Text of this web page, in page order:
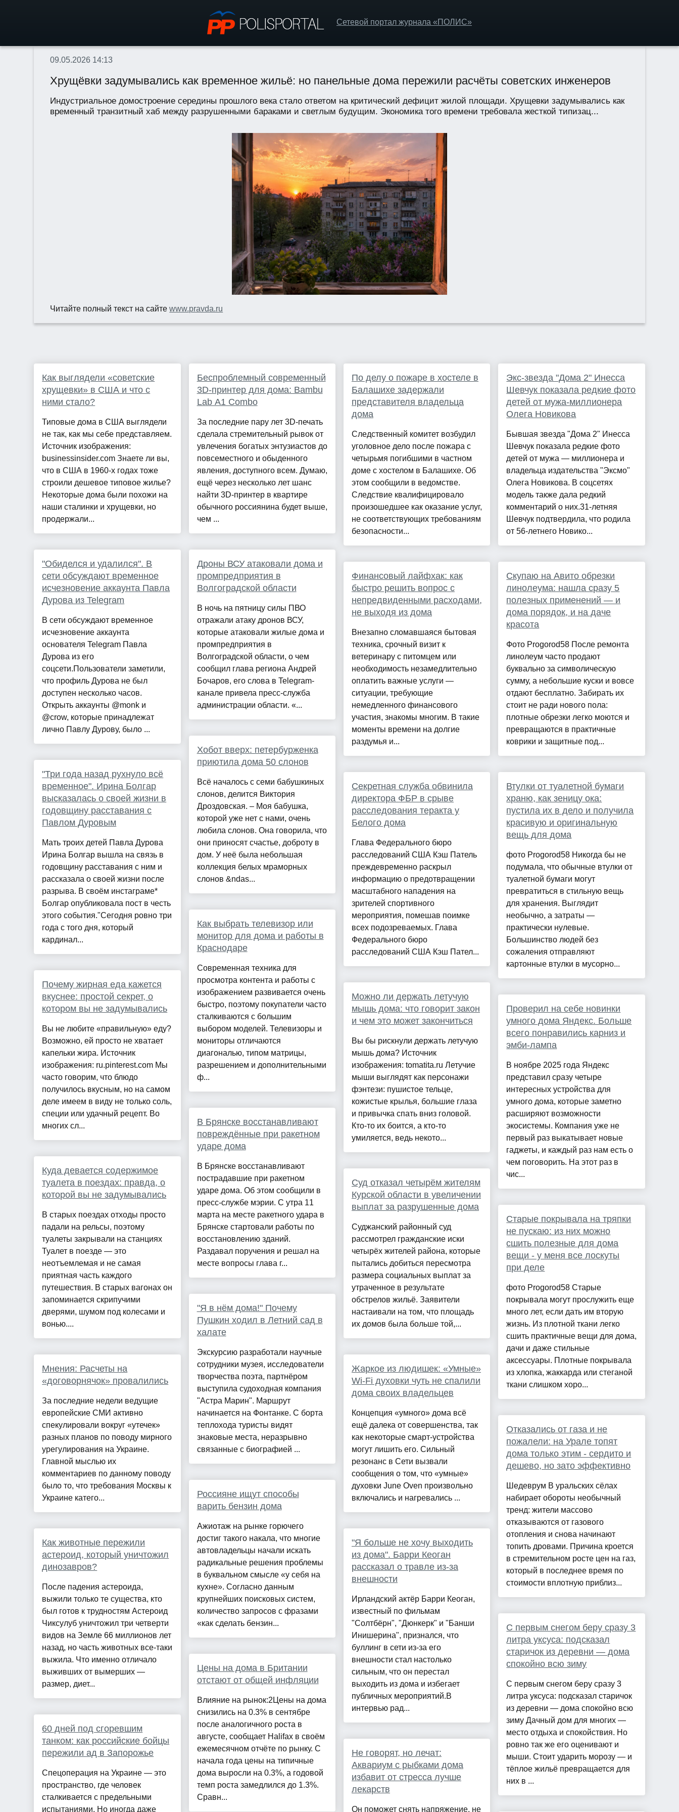
Сетевой портал журнала «ПОЛИС»
09.05.2026 14:13
Хрущёвки задумывались как временное жильё: но панельные дома пережили расчёты советских инженеров
Индустриальное домостроение середины прошлого века стало ответом на критический дефицит жилой площади. Хрущевки задумывались как
временный транзитный хаб между разрушенными бараками и светлым будущим. Экономика того времени требовала жесткой типизац...
Читайте полный текст на сайтеwww.pravda.ru
Как выглядели «советские
хрущевки» в США и что с
ними стало?
Типовые дома в США выглядели
не так, как мы себе представляем.
Источник изображения:
businessinsider.com Знаете ли вы,
что в США в 1960-х годах тоже
строили дешевое типовое жилье?
Некоторые дома были похожи на
наши сталинки и хрущевки, но
продержали...
"Обиделся и удалился". В
сети обсуждают временное
исчезновение аккаунта Павла
Дурова из Telegram
В сети обсуждают временное
исчезновение аккаунта
основателя Telegram Павла
Дурова из его
соцсети.Пользователи заметили,
что профиль Дурова не был
доступен несколько часов.
Открыть аккаунты @monk и
@crow, которые принадлежат
лично Павлу Дурову, было ...
"Три года назад рухнуло всё
временное". Ирина Болгар
высказалась о своей жизни в
годовщину расставания с
Павлом Дуровым
Мать троих детей Павла Дурова
Ирина Болгар вышла на связь в
годовщину расставания с ним и
рассказала о своей жизни после
разрыва. В своём инстаграме*
Болгар опубликовала пост в честь
этого события."Сегодня ровно три
года с того дня, который
кардинал...
Почему жирная еда кажется
вкуснее: простой секрет, о
котором вы не задумывались
Вы не любите «правильную» еду?
Возможно, ей просто не хватает
капельки жира. Источник
изображения: ru.pinterest.com Мы
часто говорим, что блюдо
получилось вкусным, но на самом
деле имеем в виду не только соль,
специи или удачный рецепт. Во
многих сл...
Куда девается содержимое
туалета в поездах: правда, о
которой вы не задумывались
В старых поездах отходы просто
падали на рельсы, поэтому
туалеты закрывали на станциях
Туалет в поезде — это
неотъемлемая и не самая
приятная часть каждого
путешествия. В старых вагонах он
запоминается скрипучими
дверями, шумом под колесами и
вонью....
Мнения: Расчеты на
«договорнячок» провалились
За последние недели ведущие
европейские СМИ активно
спекулировали вокруг «утечек»
разных планов по поводу мирного
урегулирования на Украине.
Главной мыслью их
комментариев по данному поводу
было то, что требования Москвы к
Украине катего...
Как животные пережили
астероид, который уничтожил
динозавров?
После падения астероида,
выжили только те существа, кто
был готов к трудностям Астероид
Чиксулуб уничтожил три четверти
видов на Земле 66 миллионов лет
назад, но часть животных все-таки
выжила. Что именно отличало
выживших от вымерших —
размер, диет...
60 дней под сгоревшим
танком: как российские бойцы
пережили ад в Запорожье
Спецоперация на Украине — это
пространство, где человек
сталкивается с предельными
испытаниями. Но иногда даже
Беспроблемный современный
3D-принтер для дома: Bambu
Lab A1 Combo
За последние пару лет 3D-печать
сделала стремительный рывок от
увлечения богатых энтузиастов до
повсеместного и обыденного
явления, доступного всем. Думаю,
ещё через несколько лет шанс
найти 3D-принтер в квартире
обычного россиянина будет выше,
чем ...
Дроны ВСУ атаковали дома и
промпредприятия в
Волгоградской области
В ночь на пятницу силы ПВО
отражали атаку дронов ВСУ,
которые атаковали жилые дома и
промпредприятия в
Волгоградской области, о чем
сообщил глава региона Андрей
Бочаров, его слова в Telegram-
канале привела пресс-служба
администрации области. «...
Хобот вверх: петербурженка
приютила дома 50 слонов
Всё началось с семи бабушкиных
слонов, делится Виктория
Дроздовская. – Моя бабушка,
которой уже нет с нами, очень
любила слонов. Она говорила, что
они приносят счастье, доброту в
дом. У неё была небольшая
коллекция белых мраморных
слонов &ndas...
Как выбрать телевизор или
монитор для дома и работы в
Краснодаре
Современная техника для
просмотра контента и работы с
изображением развивается очень
быстро, поэтому покупатели часто
сталкиваются с большим
выбором моделей. Телевизоры и
мониторы отличаются
диагональю, типом матрицы,
разрешением и дополнительными
ф...
В Брянске восстанавливают
повреждённые при ракетном
ударе дома
В Брянске восстанавливают
пострадавшие при ракетном
ударе дома. Об этом сообщили в
пресс-службе мэрии. С утра 11
марта на месте ракетного удара в
Брянске стартовали работы по
восстановлению зданий.
Раздавал поручения и решал на
месте вопросы глава г...
"Я в нём дома!" Почему
Пушкин ходил в Летний сад в
халате
Экскурсию разработали научные
сотрудники музея, исследователи
творчества поэта, партнёром
выступила судоходная компания
"Астра Марин". Маршрут
начинается на Фонтанке. С борта
теплохода туристы видят
знаковые места, неразрывно
связанные с биографией ...
Россияне ищут способы
варить бензин дома
Ажиотаж на рынке горючего
достиг такого накала, что многие
автовладельцы начали искать
радикальные решения проблемы
в буквальном смысле «у себя на
кухне». Согласно данным
крупнейших поисковых систем,
количество запросов с фразами
«как сделать бензин...
Цены на дома в Британии
отстают от общей инфляции
Влияние на рынок:2Цены на дома
снизились на 0.3% в сентябре
после аналогичного роста в
августе, сообщает Halifax в своём
ежемесячном отчёте по рынку. С
начала года цены на типичные
дома выросли на 0.3%, а годовой
темп роста замедлился до 1.3%.
Сравн...
По делу о пожаре в хостеле в
Балашихе задержали
представителя владельца
дома
Следственный комитет возбудил
уголовное дело после пожара с
четырьмя погибшими в частном
доме с хостелом в Балашихе. Об
этом сообщили в ведомстве.
Следствие квалифицировало
произошедшее как оказание услуг,
не соответствующих требованиям
безопасности...
Финансовый лайфхак: как
быстро решить вопрос с
непредвиденными расходами,
не выходя из дома
Внезапно сломавшаяся бытовая
техника, срочный визит к
ветеринару с питомцем или
необходимость незамедлительно
оплатить важные услуги —
ситуации, требующие
немедленного финансового
участия, знакомы многим. В такие
моменты времени на долгие
раздумья и...
Секретная служба обвинила
директора ФБР в срыве
расследования теракта у
Белого дома
Глава Федерального бюро
расследований США Кэш Патель
преждевременно раскрыл
информацию о предотвращении
масштабного нападения на
зрителей спортивного
мероприятия, помешав поимке
всех подозреваемых. Глава
Федерального бюро
расследований США Кэш Пател...
Можно ли держать летучую
мышь дома: что говорит закон
и чем это может закончиться
Вы бы рискнули держать летучую
мышь дома? Источник
изображения: tomatita.ru Летучие
мыши выглядят как персонажи
фэнтези: пушистое тельце,
кожистые крылья, большие глаза
и привычка спать вниз головой.
Кто-то их боится, а кто-то
умиляется, ведь некото...
Суд отказал четырём жителям
Курской области в увеличении
выплат за разрушенные дома
Суджанский районный суд
рассмотрел гражданские иски
четырёх жителей района, которые
пытались добиться пересмотра
размера социальных выплат за
утраченное в результате
обстрелов жильё. Заявители
настаивали на том, что площадь
их домов была больше той,...
Жаркое из людишек: «Умные»
Wi-Fi духовки чуть не спалили
дома своих владельцев
Концепция «умного» дома всё
ещё далека от совершенства, так
как некоторые смарт-устройства
могут лишить его. Сильный
резонанс в Сети вызвали
сообщения о том, что «умные»
духовки June Oven произвольно
включались и нагревались ...
"Я больше не хочу выходить
из дома". Барри Кеоган
рассказал о травле из-за
внешности
Ирландский актёр Барри Кеоган,
известный по фильмам
"Солтбёрн", "Дюнкерк" и "Банши
Инишерина", признался, что
буллинг в сети из-за его
внешности стал настолько
сильным, что он перестал
выходить из дома и избегает
публичных мероприятий.В
интервью рад...
Не говорят, но лечат:
Аквариум с рыбками дома
избавит от стресса лучше
лекарств
Он поможет снять напряжение, не
Экс-звезда "Дома 2" Инесса
Шевчук показала редкие фото
детей от мужа-миллионера
Олега Новикова
Бывшая звезда "Дома 2" Инесса
Шевчук показала редкие фото
детей от мужа — миллионера и
владельца издательства "Эксмо"
Олега Новикова. В соцсетях
модель также дала редкий
комментарий о них.31-летняя
Шевчук подтвердила, что родила
от 56-летнего Новико...
Скупаю на Авито обрезки
линолеума: нашла сразу 5
полезных применений — и
дома порядок, и на даче
красота
Фото Progorod58 После ремонта
линолеум часто продают
буквально за символическую
сумму, а небольшие куски и вовсе
отдают бесплатно. Забирать их
стоит не ради нового пола:
плотные обрезки легко моются и
превращаются в практичные
коврики и защитные под...
Втулки от туалетной бумаги
храню, как зеницу ока:
пустила их в дело и получила
красивую и оригинальную
вещь для дома
фото Progorod58 Никогда бы не
подумала, что обычные втулки от
туалетной бумаги могут
превратиться в стильную вещь
для хранения. Выглядит
необычно, а затраты —
практически нулевые.
Большинство людей без
сожаления отправляют
картонные втулки в мусорно...
Проверил на себе новинки
умного дома Яндекс. Больше
всего понравились карниз и
эмби-лампа
В ноябре 2025 года Яндекс
представил сразу четыре
интересных устройства для
умного дома, которые заметно
расширяют возможности
экосистемы. Компания уже не
первый раз выкатывает новые
гаджеты, и каждый раз нам есть о
чем поговорить. На этот раз в
чис...
Старые покрывала на тряпки
не пускаю: из них можно
сшить полезные для дома
вещи - у меня все лоскуты
при деле
фото Progorod58 Старые
покрывала могут прослужить еще
много лет, если дать им вторую
жизнь. Из плотной ткани легко
сшить практичные вещи для дома,
дачи и даже стильные
аксессуары. Плотные покрывала
из хлопка, жаккарда или стеганой
ткани слишком хоро...
Отказались от газа и не
пожалели: на Урале топят
дома только этим - сердито и
дешево, но зато эффективно
Шедеврум В уральских сёлах
набирает обороты необычный
тренд: жители массово
отказываются от газового
отопления и снова начинают
топить дровами. Причина кроется
в стремительном росте цен на газ,
который в последнее время по
стоимости вплотную приблиз...
С первым снегом беру сразу 3
литра уксуса: подсказал
старичок из деревни — дома
спокойно всю зиму
С первым снегом беру сразу 3
литра уксуса: подсказал старичок
из деревни — дома спокойно всю
зиму Дачный дом для многих —
место отдыха и спокойствия. Но
ровно так же его оценивают и
мыши. Стоит ударить морозу — и
тёплое жильё превращается для
них в ...